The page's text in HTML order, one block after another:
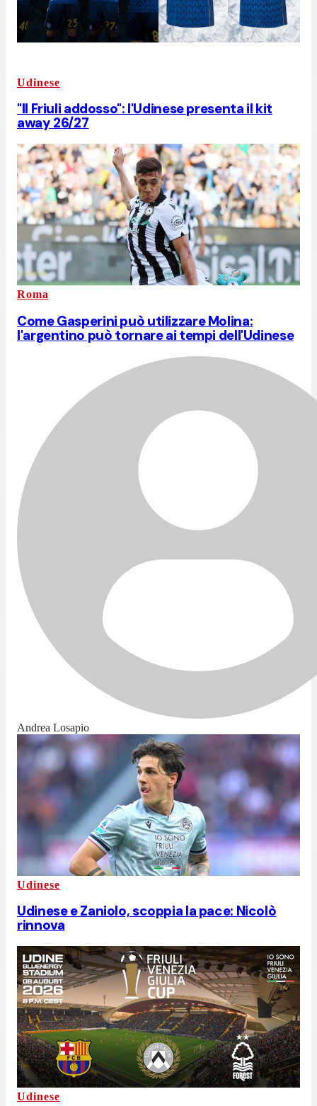
Udinese
"Il Friuli addosso": l'Udinese presenta il kit
away 26/27
Roma
Come Gasperini può utilizzare Molina:
l'argentino può tornare ai tempi dell'Udinese
Andrea Losapio
Udinese
Udinese e Zaniolo, scoppia la pace: Nicolò
rinnova
Udinese